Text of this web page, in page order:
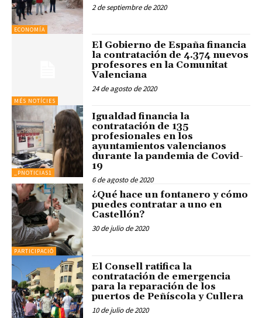
ECONOMÍA
2 de septiembre de 2020
MÉS NOTÍCIES
El Gobierno de España financia
la contratación de 4.374 nuevos
profesores en la Comunitat
Valenciana
24 de agosto de 2020
_PNOTICIAS1
Igualdad financia la
contratación de 135
profesionales en los
ayuntamientos valencianos
durante la pandemia de Covid-
19
6 de agosto de 2020
PARTICIPACIÓ
¿Qué hace un fontanero y cómo
puedes contratar a uno en
Castellón?
30 de julio de 2020
El Consell ratifica la
contratación de emergencia
para la reparación de los
puertos de Peñíscola y Cullera
10 de julio de 2020